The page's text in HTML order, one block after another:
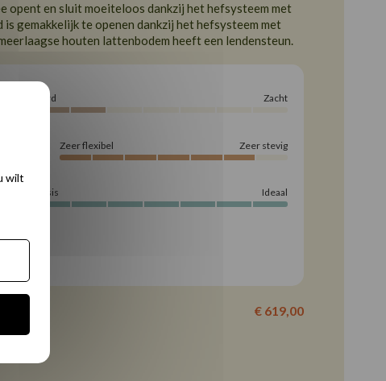
opent en sluit moeiteloos dankzij het hefsysteem met
is gemakkelijk te openen dankzij het hefsysteem met
houten lattenbodem heeft een lendensteun.
Hard Zacht
Zeer flexibel Zeer stevig
Basis Ideaal
€ 619,00
wilt